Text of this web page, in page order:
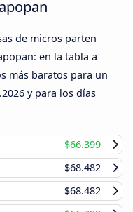
de micros parten
en la tabla a
más baratos para un
y para los días
$66.399
$68.482
$68.482